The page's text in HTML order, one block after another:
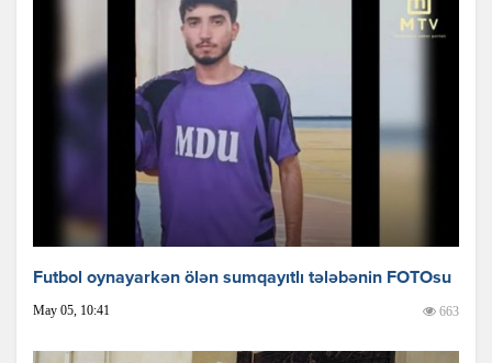
Futbol oynayarkən ölən sumqayıtlı tələbənin FOTOsu
May 05, 10:41 663